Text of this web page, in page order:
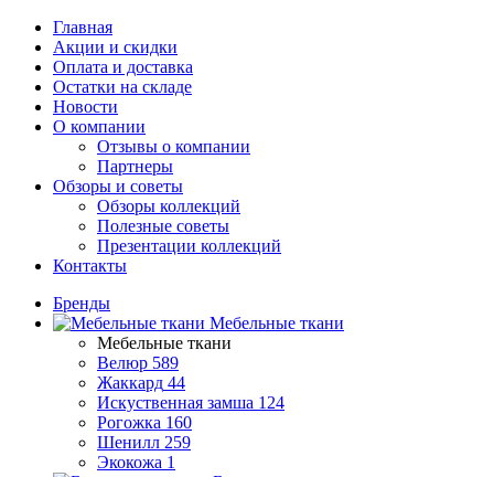
Главная
Акции и скидки
Оплата и доставка
Остатки на складе
Новости
О компании
Отзывы о компании
Партнеры
Обзоры и советы
Обзоры коллекций
Полезные советы
Презентации коллекций
Контакты
Бренды
Мебельные ткани
Мебельные ткани
Велюр 589
Жаккард 44
Искуственная замша 124
Рогожка 160
Шенилл 259
Экокожа 1